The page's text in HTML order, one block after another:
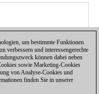
um bestimmte Funktionen
verbessern und interessengerechte
können dabei neben
sowie Marketing-Cookies
von Analyse-Cookies und
finden Sie in unserer